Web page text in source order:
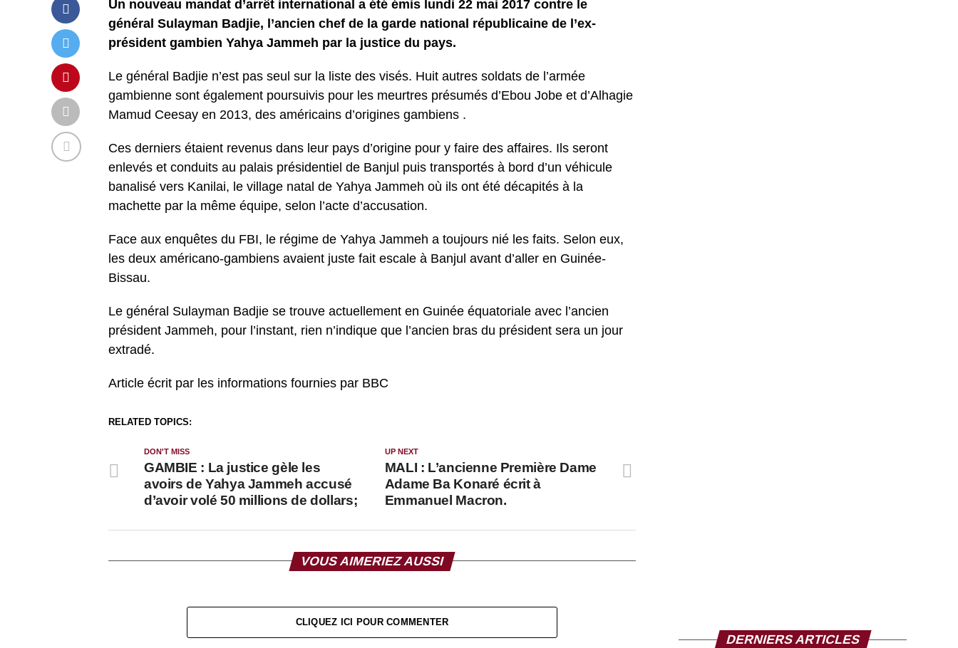
Un nouveau mandat d’arrêt international a été émis lundi 22 mai 2017 contre le
général Sulayman Badjie, l’ancien chef de la garde national républicaine de l’ex-
président gambien Yahya Jammeh par la justice du pays.
Le général Badjie n’est pas seul sur la liste des visés. Huit autres soldats de l’armée
gambienne sont également poursuivis pour les meurtres présumés d’Ebou Jobe et d’Alhagie
Mamud Ceesay en 2013, des américains d’origines gambiens .
Ces derniers étaient revenus dans leur pays d’origine pour y faire des affaires. Ils seront
enlevés et conduits au palais présidentiel de Banjul puis transportés à bord d’un véhicule
banalisé vers Kanilai, le village natal de Yahya Jammeh où ils ont été décapités à la
machette par la même équipe, selon l’acte d’accusation.
Face aux enquêtes du FBI, le régime de Yahya Jammeh a toujours nié les faits. Selon eux,
les deux américano-gambiens avaient juste fait escale à Banjul avant d’aller en Guinée-
Bissau.
Le général Sulayman Badjie se trouve actuellement en Guinée équatoriale avec l’ancien
président Jammeh, pour l’instant, rien n’indique que l’ancien bras du président sera un jour
extradé.
Article écrit par les informations fournies par BBC
RELATED TOPICS:
UP NEXT
MALI : L’ancienne Première Dame
Adame Ba Konaré écrit à
Emmanuel Macron.
DON'T MISS
GAMBIE : La justice gèle les
avoirs de Yahya Jammeh accusé
d’avoir volé 50 millions de dollars;
VOUS AIMERIEZ AUSSI
CLIQUEZ ICI POUR COMMENTER
DERNIERS ARTICLES